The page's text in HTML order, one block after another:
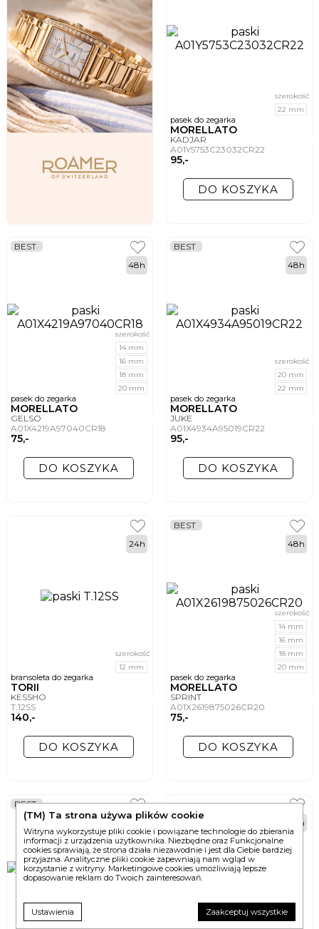
pasek do zegarka
MORELLATO
KADJAR
A01Y5753C23032CR22
95,-
szerokość
22 mm
DO KOSZYKA
pasek do zegarka
MORELLATO
GELSO
A01X4219A97040CR18
75,-
BEST
szerokość
14 mm
16 mm
18 mm
20 mm
48h
DO KOSZYKA
pasek do zegarka
MORELLATO
JUKE
A01X4934A95019CR22
95,-
BEST
szerokość
20 mm
22 mm
48h
DO KOSZYKA
bransoleta do zegarka
TORII
KESSHO
T.12SS
140,-
szerokość
12 mm
24h
DO KOSZYKA
pasek do zegarka
MORELLATO
SPRINT
A01X2619875026CR20
75,-
BEST
szerokość
14 mm
16 mm
18 mm
20 mm
48h
DO KOSZYKA
BEST
48h 48h
(TM) Ta strona używa plików cookie
Witryna wykorzystuje pliki cookie i powiązane technologie do zbierania
informacji z urządzenia użytkownika. Niezbędne oraz Funkcjonalne
cookies sprawiają, że strona działa niezawodnie i jest dla Ciebie bardziej
przyjazna. Analityczne pliki cookie zapewniają nam wgląd w
korzystanie z witryny. Marketingowe cookies umożliwiają lepsze
dopasowanie reklam do Twoich zainteresowań.
Ustawienia Zaakceptuj wszystkie